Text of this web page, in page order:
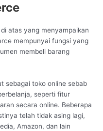
atas yang menyampaikan
mempunyai fungsi yang
membeli barang
sebagai toko online sebab
seperti fitur
secara online. Beberapa
telah tidak asing lagi,
Amazon, dan lain